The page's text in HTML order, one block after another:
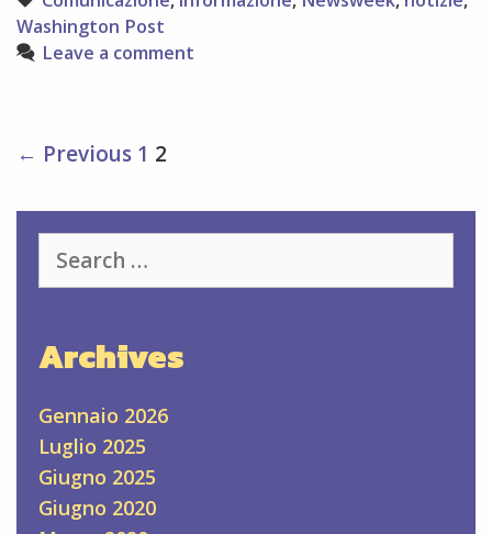
Washington Post
Leave a comment
Post
← Previous 1 2
for:
Archives
Gennaio 2026
Luglio 2025
Giugno 2025
Giugno 2020